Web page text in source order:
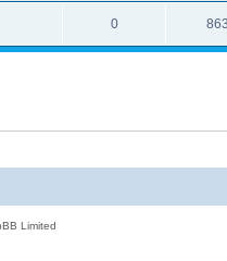
0 863
Limited